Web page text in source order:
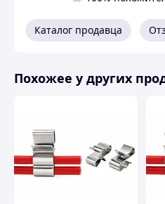
Каталог продавца
Похожее у других